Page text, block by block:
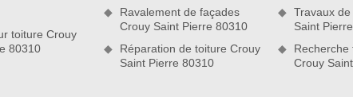
toiture Crouy
80310
Ravalement de façades
Crouy Saint Pierre 80310
Réparation de toiture Crouy
Saint Pierre 80310
Travaux
Saint
Recherche
Crouy